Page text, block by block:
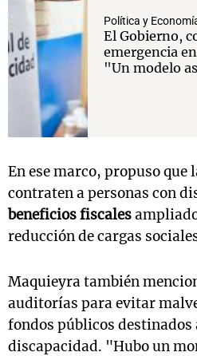
Política y
El Gobierno,
emergencia
"Un modelo
En ese marco, propuso que
contraten a personas con
beneficios fiscales
reducción de cargas
Maquieyra también
auditorías para evitar
fondos públicos destinados
discapacidad. "Hubo un